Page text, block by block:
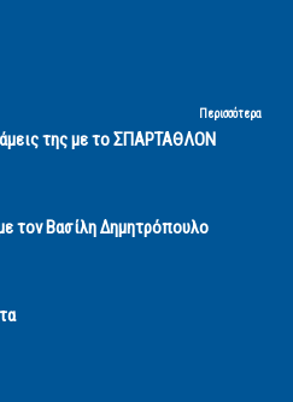
Περισσότερα
της με το ΣΠΑΡΤΑΘΛΟΝ
τον Βασίλη Δημητρόπουλο